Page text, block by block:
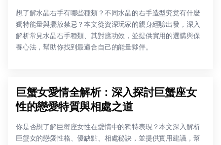
想了解水晶右手有哪些種類？不同水晶的右手造型究竟有什麼
獨特能量與擺放禁忌？本文從資深玩家的親身經驗出發，深入
解析常見水晶右手種類、其對應功效，並提供實用的選購與保
養心法，幫助你找到最適合自己的能量夥伴。
巨蟹女愛情全解析：深入探討巨蟹座女
性的戀愛特質與相處之道
你是否想了解巨蟹座女性在愛情中的獨特表現？本文深入解析
巨蟹女的戀愛性格、優缺點、相處秘訣，並提供實用建議，幫